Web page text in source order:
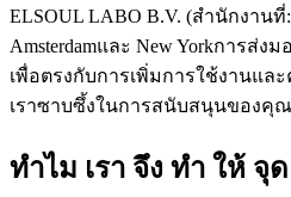
ELSOUL LABO B.V. (สํานักงานที่
Amsterdamและ New Yorkการส่
เพื่อตรงกับการเพิ่มการใช้งานแ
เราซาบซึ้งในการสนับสนุนของคุณ
ทําไม เรา จึง ทํา ให้ จุ